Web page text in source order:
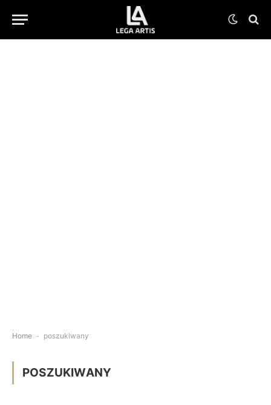
Home - poszukiwany
POSZUKIWANY